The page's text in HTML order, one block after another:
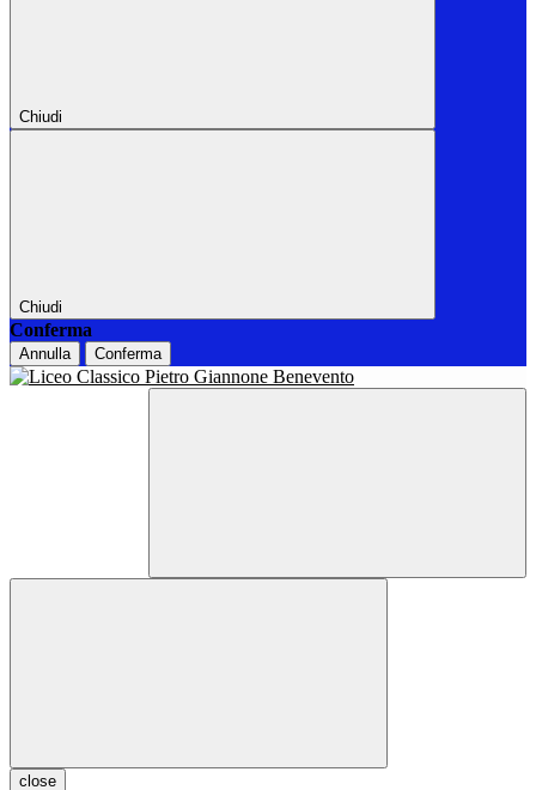
Chiudi
Chiudi
Conferma
Annulla Conferma
close